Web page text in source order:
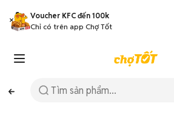
Voucher KFC đến 100k
Chỉ có trên app Chợ Tốt